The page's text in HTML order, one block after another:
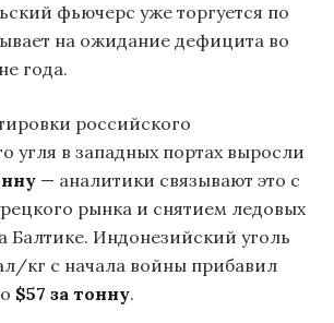
фьючерс уже торгуется по
на ожидание дефицита во
года.
российского
угля в западных портах выросли
— аналитики связывают это с
рынка и снятием ледовых
Балтике. Индонезийский уголь
кг с начала войны прибавил
$57 за тонну.